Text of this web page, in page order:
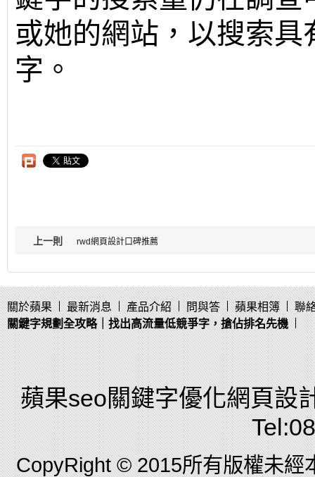
或她的網站，以搜索
字。
上一則 rwd網頁設計口碑推薦
關於蘋果 最新消息 產品介紹 問與答 蘋果相簿
聯
關鍵字規劃全攻略｜找出高流量低競爭字，搶佔排名先機
蘋果seo關鍵字優化網頁設
CopyRight © 2015所有版權未經